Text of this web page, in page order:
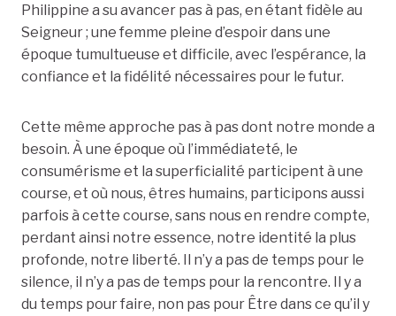
Philippine a su avancer pas à pas, en étant fidèle au
Seigneur ; une femme pleine d’espoir dans une
époque tumultueuse et difficile, avec l’espérance, la
confiance et la fidélité nécessaires pour le futur.
Cette même approche pas à pas dont notre monde a
besoin. À une époque où l’immédiateté, le
consumérisme et la superficialité participent à une
course, et où nous, êtres humains, participons aussi
parfois à cette course, sans nous en rendre compte,
perdant ainsi notre essence, notre identité la plus
profonde, notre liberté. Il n’y a pas de temps pour le
silence, il n’y a pas de temps pour la rencontre. Il y a
du temps pour faire, non pas pour Être dans ce qu’il y